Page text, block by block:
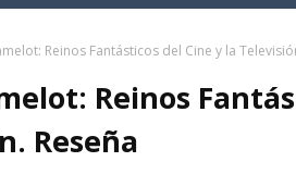
Reinos Fantásticos del Cine y la
Reinos
Reseña